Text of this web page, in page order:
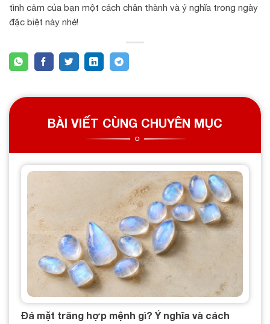
tình cảm của bạn một cách chân thành và ý nghĩa trong ngày
đặc biệt này nhé!
BÀI VIẾT CÙNG CHUYÊN MỤC
Đá mặt trăng hợp mệnh gì? Ý nghĩa và cách